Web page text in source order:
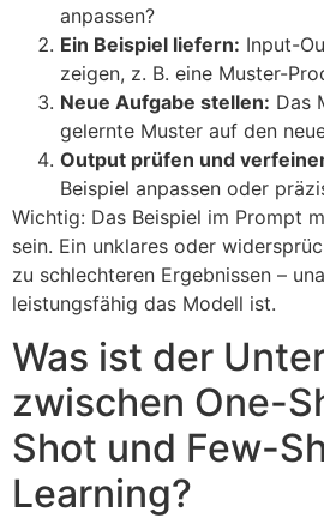
anpassen?
Ein Beispiel liefern: Input-
zeigen, z. B. eine Muster-
Neue Aufgabe stellen: Das
gelernte Muster auf den
Output prüfen und
Beispiel anpassen oder
Wichtig: Das Beispiel im Prompt
sein. Ein unklares oder
zu schlechteren Ergebnissen –
leistungsfähig das Modell ist.
Was ist der
zwischen One-
Shot und Few-
Learning?